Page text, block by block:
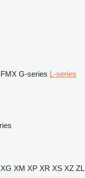
FMX G-series L-series
XG XM XP XR XS XZ ZL